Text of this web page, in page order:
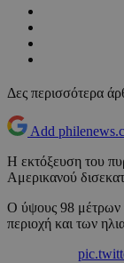
Δες περισσότερα
Add
H εκτόξευση του
Αμερικανού
Ο ύψους 98 μέτρων
περιοχή και των